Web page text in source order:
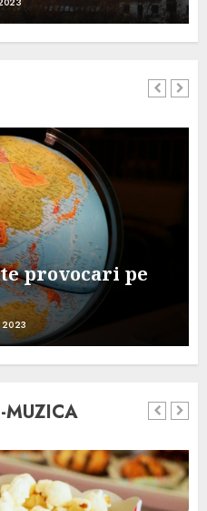
provocari pe
2023
MUZICA